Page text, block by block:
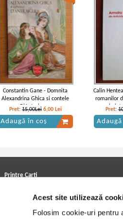
Acest site utilizează
Folosim cookie-uri pentru
Constantin Gane - Domnita
Alexandrina Ghica si contele
D'Antraigues
Pret: 15,00Lei 6,00 Lei
Adaugă în coș
Calin
romanilor
la
Pret:
Printre Carti